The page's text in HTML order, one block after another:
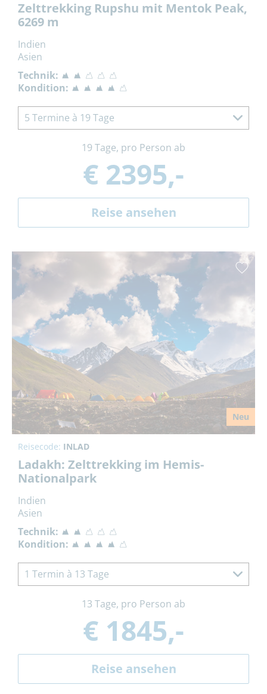
Zelttrekking Rupshu mit Mentok Peak,
6269 m
Indien
Asien
Technik:
Kondition:
5 Termine à 19 Tage
19 Tage, pro Person ab
€ 2395,-
Reise ansehen
Neu
Reisecode: INLAD
Ladakh: Zelttrekking im Hemis-
Nationalpark
Indien
Asien
Technik:
Kondition:
1 Termin à 13 Tage
13 Tage, pro Person ab
€ 1845,-
Reise ansehen